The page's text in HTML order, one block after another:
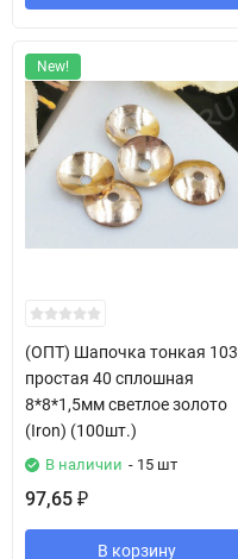
New!
(ОПТ) Шапочка тонкая 103
простая 40 сплошная
8*8*1,5мм светлое золото
(Iron) (100шт.)
В наличии - 15 шт
97,65 ₽
В корзину